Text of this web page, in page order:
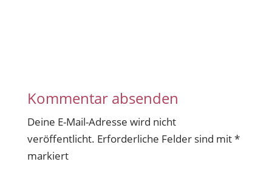
Kommentar absenden
Deine E-Mail-Adresse wird nicht
veröffentlicht. Erforderliche Felder sind mit*
markiert